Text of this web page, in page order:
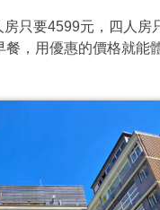
只要4599元，四人
，用優惠的價格就能